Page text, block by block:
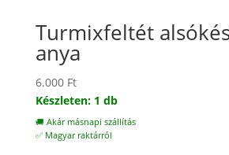
Turmixfeltét
anya
6.000 Ft
Készleten: 1 db
🚚 Akár másnapi szállítás
✅ Magyar raktárról